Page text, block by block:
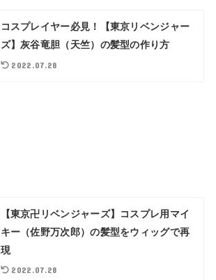
コスプレイヤー必見！【東京リベンジャー
ズ】灰谷竜胆（天竺）の髪型の作り方
2022.07.28
【東京卍リベンジャーズ】コスプレ用マイ
キー（佐野万次郎）の髪型をウィッグで再
現
2022.07.28